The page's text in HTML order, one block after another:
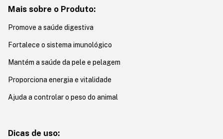
Mais sobre o Produto:
Promove a saúde digestiva
Fortalece o sistema imunológico
Mantém a saúde da pele e pelagem
Proporciona energia e vitalidade
Ajuda a controlar o peso do animal
Dicas de uso: